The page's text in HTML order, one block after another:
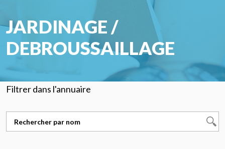
JARDINAGE /
DEBROUSSAILLAGE
Filtrer dans l'annuaire